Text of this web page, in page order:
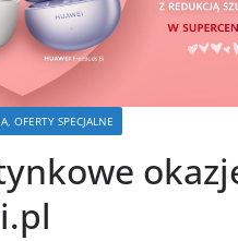
OFERTY SPECJALNE